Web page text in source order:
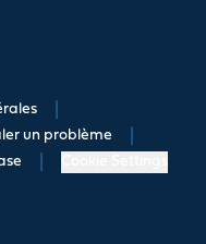
un problème